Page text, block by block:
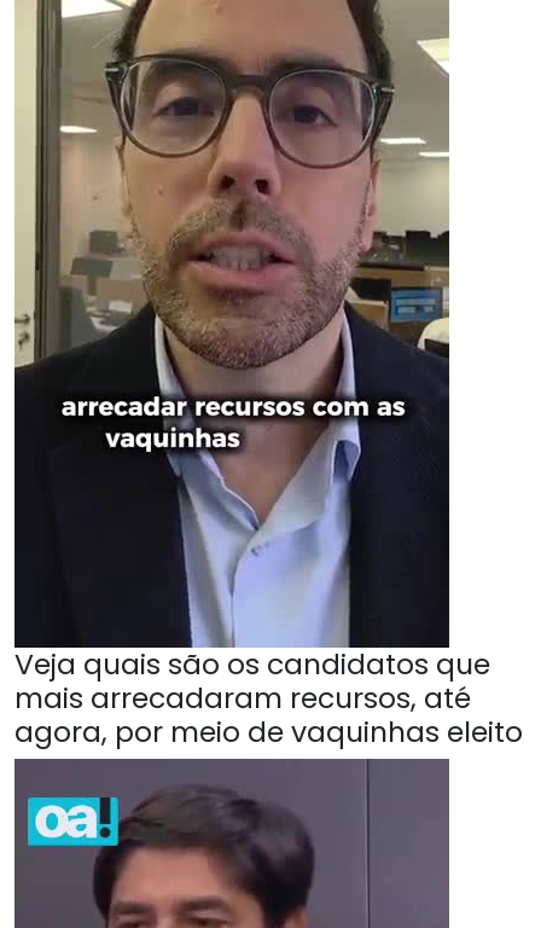
Veja quais são os candidatos que
mais arrecadaram recursos, até
agora, por meio de vaquinhas eleito